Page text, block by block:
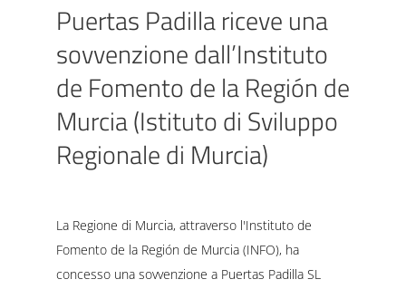
Puertas Padilla riceve una
sovvenzione dall’Instituto
de Fomento de la Región de
Murcia (Istituto di Sviluppo
Regionale di Murcia)
La Regione di Murcia, attraverso l'Instituto de
Fomento de la Región de Murcia (INFO), ha
concesso una sovvenzione a Puertas Padilla SL